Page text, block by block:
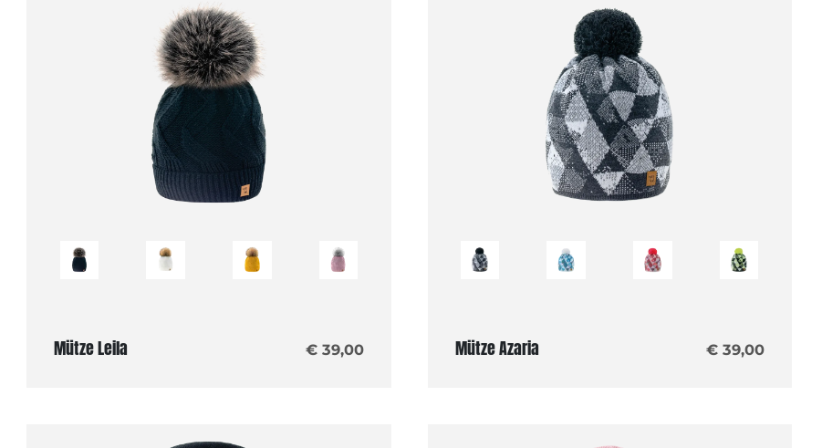
Mütze Leila € 39,00 Mütze Azaria € 39,00